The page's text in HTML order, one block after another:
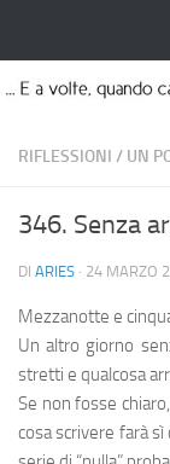
RIFLESSIONI / UN
346. Senza
DI ARIES · 24 MARZO
Mezzanotte e
Un altro giorno
stretti e qualcosa
Se non fosse
cosa scrivere farà